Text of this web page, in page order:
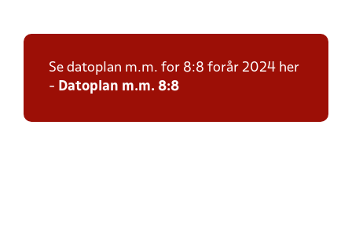
Se datoplan m.m. for 8:8 forår 2024 her
- Datoplan m.m. 8:8